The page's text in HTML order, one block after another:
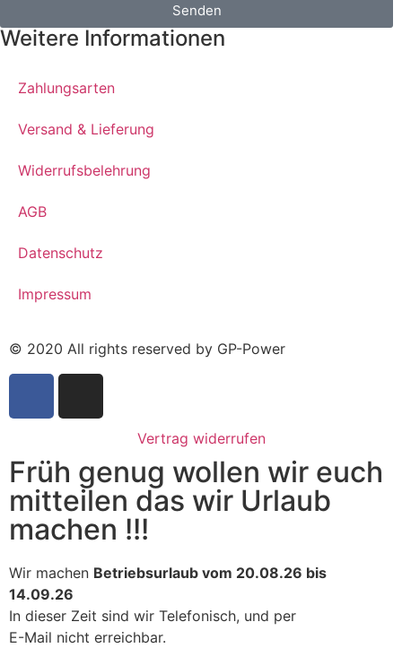
Senden
Weitere Informationen
Zahlungsarten
Versand & Lieferung
Widerrufsbelehrung
AGB
Datenschutz
Impressum
© 2020 All rights reserved by GP-Power
Vertrag widerrufen
Früh genug wollen wir euch
mitteilen das wir Urlaub
machen !!!
Wir machen Betriebsurlaub vom 20.08.26 bis
14.09.26
In dieser Zeit sind wir Telefonisch, und per
E-Mail nicht erreichbar.